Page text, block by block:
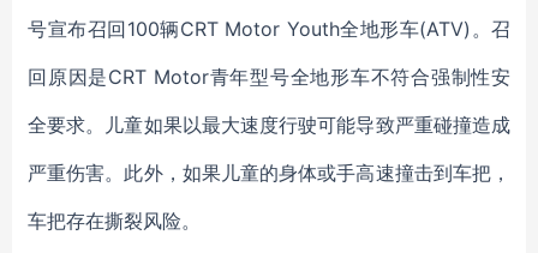
号宣布召回100辆CRT Motor Youth全地形车(ATV)。召
回原因是CRT Motor青年型号全地形车不符合强制性安
全要求。儿童如果以最大速度行驶可能导致严重碰撞造成
严重伤害。此外，如果儿童的身体或手高速撞击到车把，
车把存在撕裂风险。